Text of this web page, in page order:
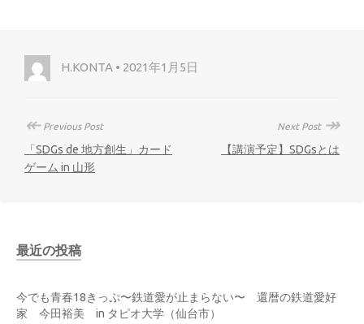
H.KONTA • 2021年1月5日
↞Previous Post
「SDGs de 地方創生」カード
ゲーム in 山形
Next Post ↠
【講演予定】SDGsとは
最近の投稿
今でも青春18きっぷ〜鉄道愛が止まらない〜 還暦の鉄道愛好
家 今田裕美 in タピオ大学（仙台市）